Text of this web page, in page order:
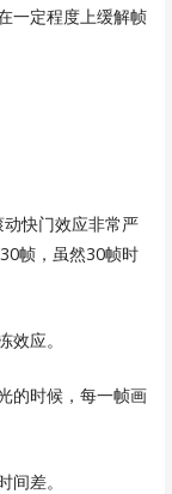
一定程度上缓解帧
快门效应非常严
帧，虽然30帧时
应。
的时候，每一帧画
差。